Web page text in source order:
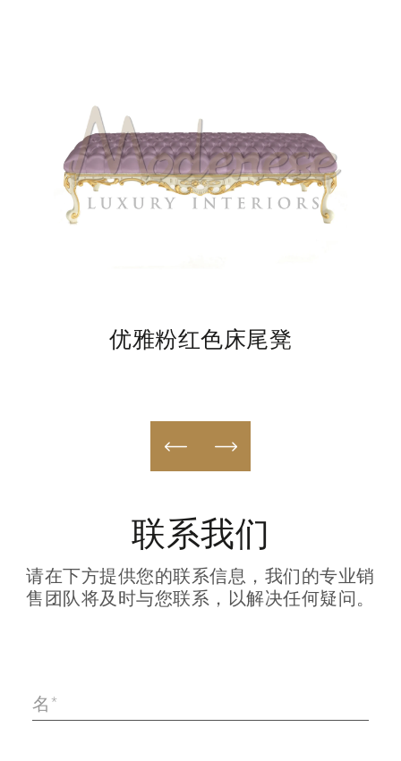
优雅粉红色床尾凳
联系我们
请在下方提供您的联系信息，我们的专业销
售团队将及时与您联系，以解决任何疑问。